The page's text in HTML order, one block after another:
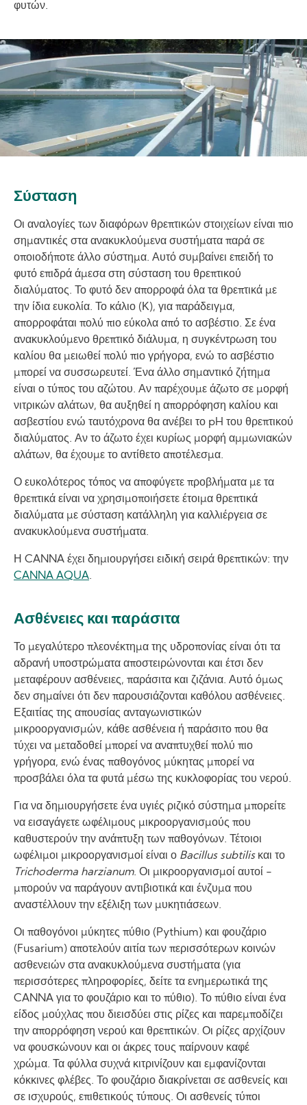
φυτών.
Image
Σύσταση
Οι αναλογίες των διαφόρων θρεπτικών στοιχείων είναι πιο
σημαντικές στα ανακυκλούμενα συστήματα παρά σε
οποιοδήποτε άλλο σύστημα. Αυτό συμβαίνει επειδή το
φυτό επιδρά άμεσα στη σύσταση του θρεπτικού
διαλύματος. Το φυτό δεν απορροφά όλα τα θρεπτικά με
την ίδια ευκολία. Το κάλιο (Κ), για παράδειγμα,
απορροφάται πολύ πιο εύκολα από το ασβέστιο. Σε ένα
ανακυκλούμενο θρεπτικό διάλυμα, η συγκέντρωση του
καλίου θα μειωθεί πολύ πιο γρήγορα, ενώ το ασβέστιο
μπορεί να συσσωρευτεί. Ένα άλλο σημαντικό ζήτημα
είναι ο τύπος του αζώτου. Αν παρέχουμε άζωτο σε μορφή
νιτρικών αλάτων, θα αυξηθεί η απορρόφηση καλίου και
ασβεστίου ενώ ταυτόχρονα θα ανέβει το pH του θρεπτικού
διαλύματος. Αν το άζωτο έχει κυρίως μορφή αμμωνιακών
αλάτων, θα έχουμε το αντίθετο αποτέλεσμα.
Ο ευκολότερος τόπος να αποφύγετε προβλήματα με τα
θρεπτικά είναι να χρησιμοποιήσετε έτοιμα θρεπτικά
διαλύματα με σύσταση κατάλληλη για καλλιέργεια σε
ανακυκλούμενα συστήματα.
Η CANNA έχει δημιουργήσει ειδική σειρά θρεπτικών: την
CANNA AQUA.
Ασθένειες και παράσιτα
Το μεγαλύτερο πλεονέκτημα της υδροπονίας είναι ότι τα
αδρανή υποστρώματα αποστειρώνονται και έτσι δεν
μεταφέρουν ασθένειες, παράσιτα και ζιζάνια. Αυτό όμως
δεν σημαίνει ότι δεν παρουσιάζονται καθόλου ασθένειες.
Εξαιτίας της απουσίας ανταγωνιστικών
μικροοργανισμών, κάθε ασθένεια ή παράσιτο που θα
τύχει να μεταδοθεί ­μπορεί να αναπτυχθεί πολύ πιο
γρήγορα, ενώ ένας παθογόνος μύκητας μπορεί να
προσβάλει όλα τα φυτά μέσω της κυκλοφορίας του νερού.
Για να δημιουργήσετε ένα υγιές ριζικό σύστημα μπορείτε
να εισαγάγετε ωφέλιμους μικροοργανισμούς που
καθυστερούν την ανάπτυξη των παθογόνων. Τέτοιοι
ωφέλιμοι μικροοργανισμοί είναι ο ­ Bacillus subtilisκαι το
Trichoderma harzianum. Οι μικροοργανισμοί αυτοί ­
μπορούν να παράγουν αντιβιοτικά και ένζυμα που
αναστέλλουν την εξέλιξη των μυκητιάσεων.
Οι παθογόνοι μύκητες πύθιο (Pythium) και φουζάριο
(Fusarium) αποτελούν αιτία των περισσότερων κοινών
ασθενειών στα ανακυκλούμενα συστήματα (για
περισσότερες πληροφορίες, δείτε τα ενημερωτικά της
CANNA για το φουζάριο και το πύθιο). Το πύθιο είναι ένα
είδος μούχλας που διεισδύει στις ρίζες και παρεμποδίζει
την απορρόφηση νερού και θρεπτικών. Οι ρίζες αρχίζουν
να φουσκώνουν και οι άκρες τους παίρνουν καφέ
χρώμα. Τα φύλλα συχνά κιτρινίζουν και εμφανίζονται
κόκκινες φλέβες. Το φουζάριο διακρίνεται σε ασθενείς και
σε ισχυρούς, επιθετικούς τύπους. Οι ασθενείς τύποι